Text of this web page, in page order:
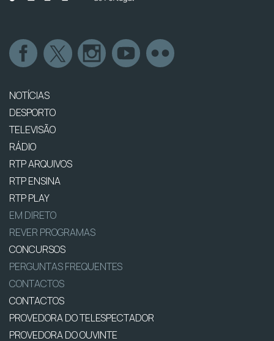
NOTÍCIAS
DESPORTO
TELEVISÃO
RÁDIO
RTP ARQUIVOS
RTP ENSINA
RTP PLAY
EM DIRETO
REVER PROGRAMAS
CONCURSOS
PERGUNTAS FREQUENTES
CONTACTOS
CONTACTOS
PROVEDORA DO TELESPECTADOR
PROVEDORA DO OUVINTE